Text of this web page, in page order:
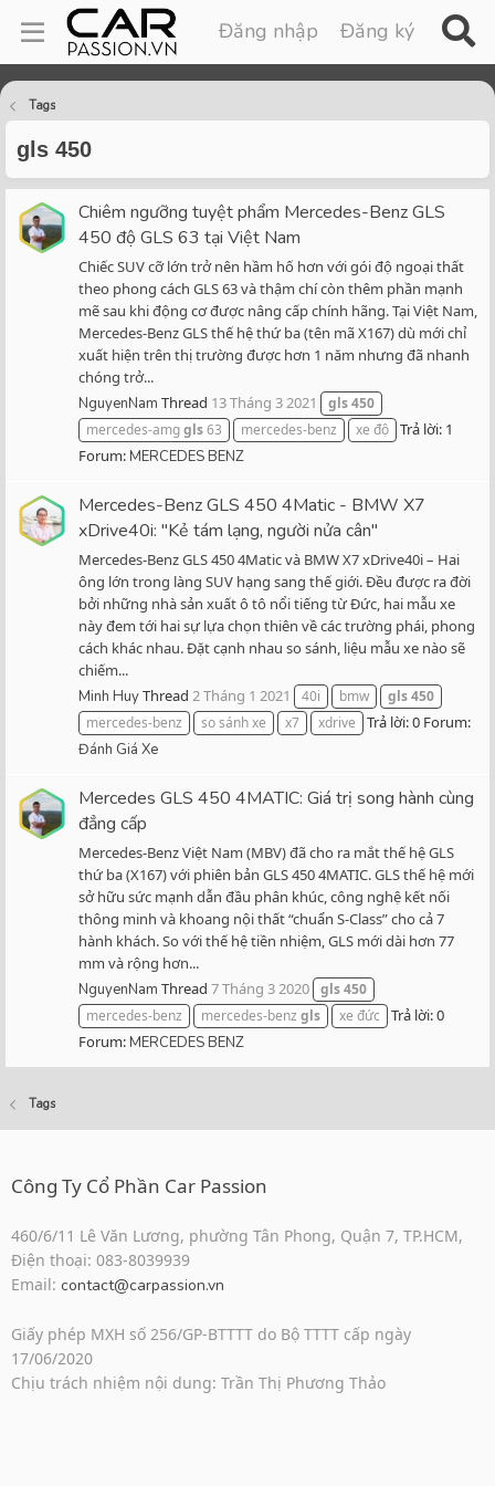
Đăng nhập Đăng ký
Tags
gls 450
Chiêm ngưỡng tuyệt phẩm Mercedes-Benz GLS
450 độ GLS 63 tại Việt Nam
Chiếc SUV cỡ lớn trở nên hầm hố hơn với gói độ ngoại thất
theo phong cách GLS 63 và thậm chí còn thêm phần mạnh
mẽ sau khi động cơ được nâng cấp chính hãng. Tại Việt Nam,
Mercedes-Benz GLS thế hệ thứ ba (tên mã X167) dù mới chỉ
xuất hiện trên thị trường được hơn 1 năm nhưng đã nhanh
chóng trở...
NguyenNam Thread 13 Tháng 3 2021 gls450
mercedes-amggls63 mercedes-benz xe độ Trả lời: 1
Forum:MERCEDES BENZ
Mercedes-Benz GLS 450 4Matic - BMW X7
xDrive40i: "Kẻ tám lạng, người nửa cân"
Mercedes-Benz GLS 450 4Matic và BMW X7 xDrive40i – Hai
ông lớn trong làng SUV hạng sang thế giới. Đều được ra đời
bởi những nhà sản xuất ô tô nổi tiếng từ Đức, hai mẫu xe
này đem tới hai sự lựa chọn thiên về các trường phái, phong
cách khác nhau. Đặt cạnh nhau so sánh, liệu mẫu xe nào sẽ
chiếm...
Minh HuyThread 2 Tháng 1 2021 40i bmw gls450
mercedes-benz
so sánh xe x7 xdrive Trả lời: 0 Forum:
Đánh Giá Xe
Mercedes GLS 450 4MATIC: Giá trị song hành cùng
đẳng cấp
Mercedes-Benz Việt Nam (MBV) đã cho ra mắt thế hệ GLS
thứ ba (X167) với phiên bản GLS 450 4MATIC. GLS thế hệ mới
sở hữu sức mạnh dẫn đầu phân khúc, công nghệ kết nối
thông minh và khoang nội thất “chuẩn S-Class” cho cả 7
hành khách. So với thế hệ tiền nhiệm, GLS mới dài hơn 77
mm và rộng hơn...
NguyenNam Thread 7 Tháng 3 2020 gls450
mercedes-benz
mercedes-benz gls xe đức
Trả lời: 0
Forum:MERCEDES BENZ
Tags
Công Ty Cổ Phần Car Passion
460/6/11 Lê Văn Lương, phường Tân Phong, Quận 7, TP.HCM,
Điện thoại: 083-8039939
Email: contact@carpassion.vn
Giấy phép MXH số 256/GP-BTTTT do Bộ TTTT cấp ngày
17/06/2020
Chịu trách nhiệm nội dung: Trần Thị Phương Thảo